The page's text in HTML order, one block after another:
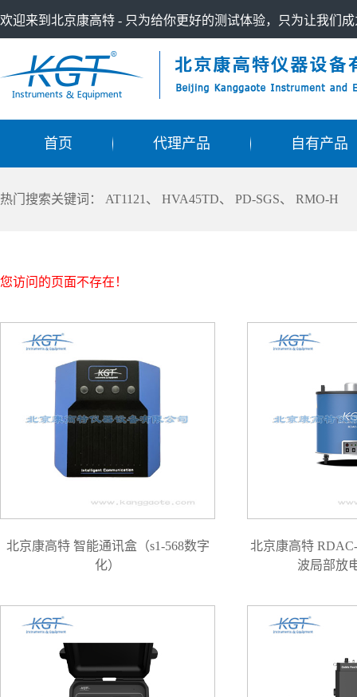
欢迎来到北京康高特 - 只为给你更好的测试体验，只为让我们
首页 代理产品 自有产品
热门搜索关键词： AT1121 、 HVA45TD、 PD-SGS、 RMO-H
您访问的页面不存在！
北京康高特 智能通讯盒（s1-568数字
化）
北京康高特
波局部放